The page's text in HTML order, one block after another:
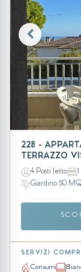
228 -
TERRAZZO
4 Posti letto
Giardino 50 MQ
SERVIZI
Consumi